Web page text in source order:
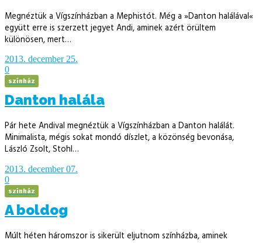
Megnéztük a Vígszínházban a Mephistót. Még a »Danton halálával«
együtt erre is szerzett jegyet Andi, aminek azért örültem
különösen, mert…
2013. december 25.
0
színház
Danton halála
Pár hete Andival megnéztük a Vígszínházban a Danton halálát.
Minimalista, mégis sokat mondó díszlet, a közönség bevonása,
László Zsolt, Stohl…
2013. december 07.
0
színház
A boldog
Múlt héten háromszor is sikerült eljutnom színházba, aminek